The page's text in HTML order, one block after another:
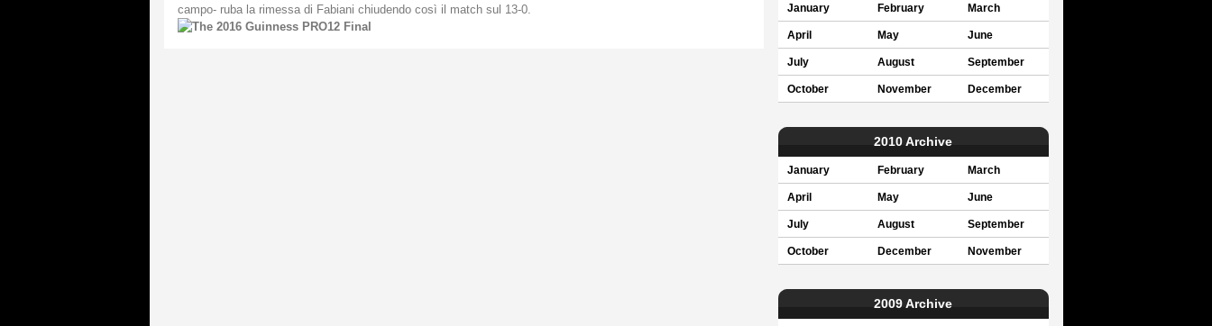
campo- ruba la rimessa di Fabiani chiudendo così il match sul 13-0.
January February March
April May June
July August September
October November December
2010 Archive
January February March
April May June
July August September
October December November
2009 Archive